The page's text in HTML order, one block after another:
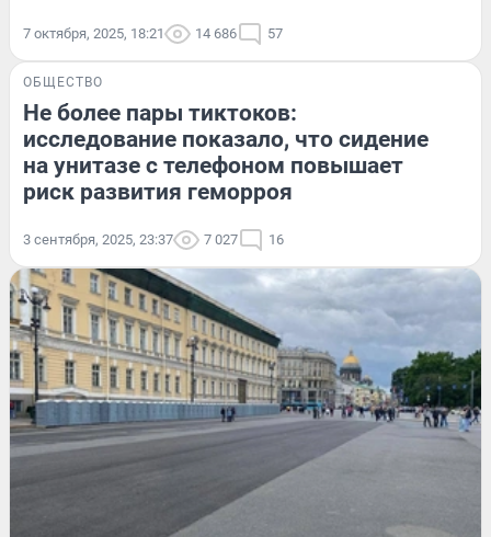
7 октября, 2025, 18:21 14 686 57
ОБЩЕСТВО
Не более пары тиктоков:
исследование показало, что сидение
на унитазе с телефоном повышает
риск развития геморроя
3 сентября, 2025, 23:37 7 027 16